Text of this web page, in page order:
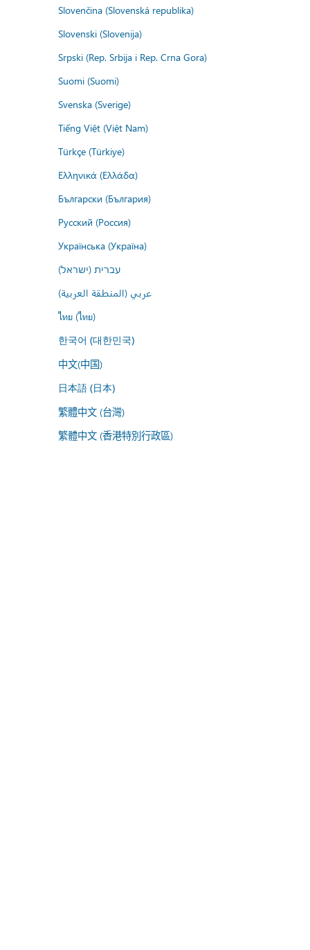
Slovenčina (Slovenská republika)
Slovenski (Slovenija)
Srpski (Rep. Srbija i Rep. Crna Gora)
Suomi (Suomi)
Svenska (Sverige)
Tiếng Việt (Việt Nam)
Türkçe (Türkiye)
Ελληνικά (Ελλάδα)
Български (България)
Русский (Россия)
Українська (Україна)
עברית (ישראל)
عربي (المنطقة العربية)
ไทย (ไทย)
한국어 (대한민국)
中文(中国)
日本語 (日本)
繁體中文 (台灣)
繁體中文 (香港特別行政區)